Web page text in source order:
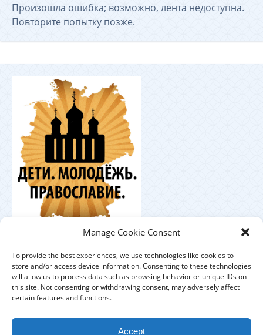
Manage Cookie Consent
To provide the best experiences, we use technologies like cookies to
store and/or access device information. Consenting to these technologies
will allow us to process data such as browsing behavior or unique IDs on
this site. Not consenting or withdrawing consent, may adversely affect
certain features and functions.
Accept
Произошла ошибка; возможно, лента недоступна.
Повторите попытку позже.
центр по работе с православной молодёжью в
Германии